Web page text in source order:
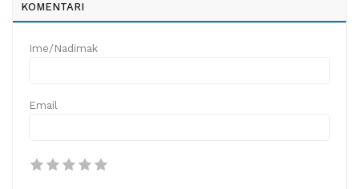
KOMENTARI
Ime/Nadimak
Email